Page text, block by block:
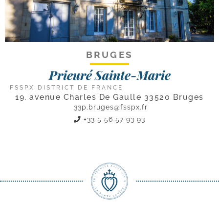
BRUGES
Prieuré Sainte-Marie
FSSPX DISTRICT DE FRANCE
19, avenue Charles De Gaulle 33520 Bruges
33p.bruges@fsspx.fr
+33 5 56 57 93 93